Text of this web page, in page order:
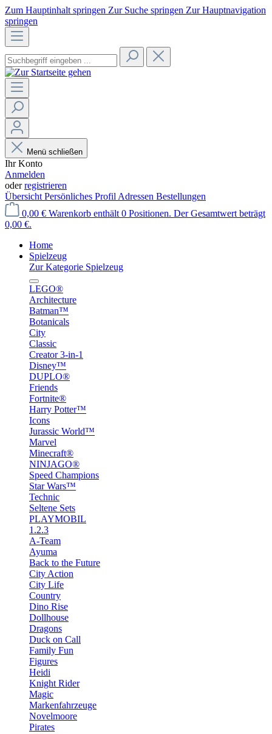
Zum Hauptinhalt springen Zur Suche springen Zur Hauptnavigation
springen
Menü schließen
Ihr Konto
Anmelden
oderregistrieren
Übersicht Persönliches Profil Adressen Bestellungen
0,00 € Warenkorb enthält 0 Positionen. Der Gesamtwert beträgt
0,00 €.
Home
Spielzeug
Zur Kategorie Spielzeug
LEGO®
Architecture
Batman™
Botanicals
City
Classic
Creator 3-in-1
Disney™
DUPLO®
Friends
Fortnite®
Harry Potter™
Icons
Jurassic World™
Marvel
Minecraft®
NINJAGO®
Speed Champions
Star Wars™
Technic
Seltene Sets
PLAYMOBIL
1.2.3
A-Team
Ayuma
Back to the Future
City Action
City Life
Country
Dino Rise
Dollhouse
Dragons
Duck on Call
Family Fun
Figures
Heidi
Knight Rider
Magic
Markenfahrzeuge
Novelmoore
Pirates